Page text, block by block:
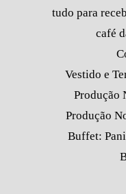
tudo para
café
Vestido e
Produção
Produção
Buffet: